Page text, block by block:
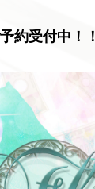
約受付中！！